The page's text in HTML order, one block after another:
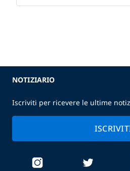
NOTIZIARIO
Iscriviti per ricevere le ultime